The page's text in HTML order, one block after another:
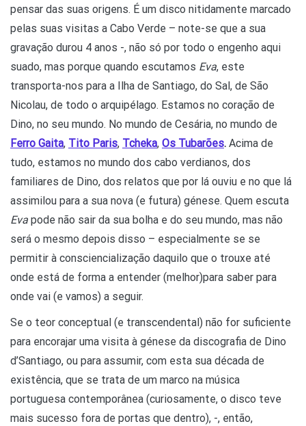
pensar das suas origens. É um disco nitidamente marcado
pelas suas visitas a Cabo Verde – note-se que a sua
gravação durou 4 anos -, não só por todo o engenho aqui
suado, mas porque quando escutamos Eva, este
transporta-nos para a Ilha de Santiago, do Sal, de São
Nicolau, de todo o arquipélago. Estamos no coração de
Dino, no seu mundo. No mundo de Cesária, no mundo de
Ferro Gaita, Tito Paris, Tcheka, Os Tubarões. Acima de
tudo, estamos no mundo dos cabo verdianos, dos
familiares de Dino, dos relatos que por lá ouviu e no que lá
assimilou para a sua nova (e futura) génese. Quem escuta
Eva pode não sair da sua bolha e do seu mundo, mas não
será o mesmo depois disso – especialmente se se
permitir à consciencialização daquilo que o trouxe até
onde está de forma a entender (melhor)para saber para
onde vai (e vamos) a seguir.
Se o teor conceptual (e transcendental) não for suficiente
para encorajar uma visita à génese da discografia de Dino
d’Santiago, ou para assumir, com esta sua década de
existência, que se trata de um marco na música
portuguesa contemporânea (curiosamente, o disco teve
mais sucesso fora de portas que dentro), -, então,